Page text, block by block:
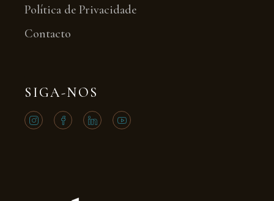
Política de Privacidade
Contacto
SIGA-NOS